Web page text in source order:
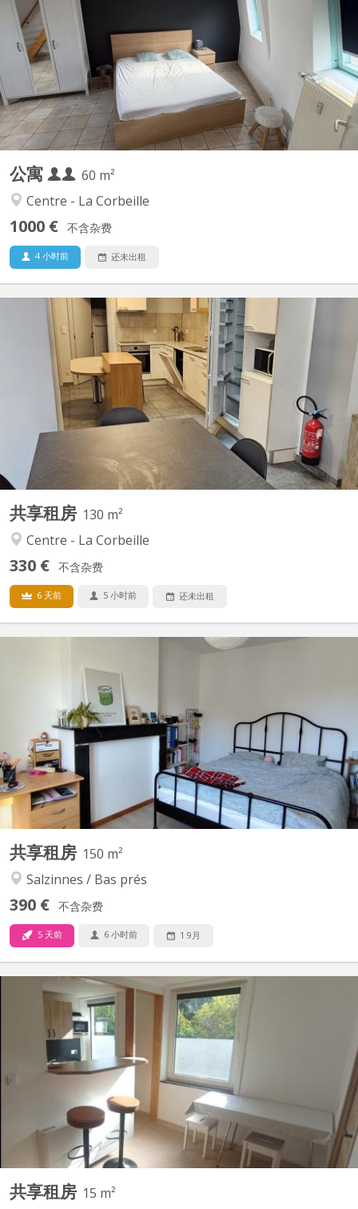
公寓
60 m²
Centre - La Corbeille
1000 € 不含杂费
4 小时前 还未出租
Appartement 3ième étage séjour + cuisine+ 1 grande chambre +
1 pièce au 4ième Appartement non meublé
共享租房 130 m²
Centre - La Corbeille
330 € 不含杂费
6 天前 5 小时前 还未出租
KN 4393
Dans le centre de Namur Rue Galliot 18. Disponible uniquement
pour jeunes travailleurs !!! Pas d'étudiant svp!!! Reste une
chambres meublée avec evier , 2 wc et 2 douches communes
pour 4 chambres Immeuble rénové . Les charges (eau-gaz-
électricité), le mobilier et internet via wifi ou câble...
共享租房 150 m²
Salzinnes / Bas prés
390 € 不含杂费
5 天前 6 小时前 1 9月
🏡 chambre colocation salzinnes Une chambre disponible dans
une colocation féminine étudiante à Salzinnes, disponible à partir
du 1er septembre 2026 ! 🙂 - Chambre de 16m² - 2 salles de bain,
à partager avec 3 autres colocataires - Chambre située au 2eme
étage La colocation: - Maison avec jardin...
共享租房 15 m²
Chambre meublée dans colocation étudiante, exclusivement
féminine. Bâtiment rénové. Double vitrage. Sur 2 étages, 2
chambres par étage. Au total : 2 wc, 3 éviers, 1 douche, 1 cuisine,
1 espace repas/détente. Places de parking gratuites devant le
logement. Sécurité : Porte entrée blindée,...